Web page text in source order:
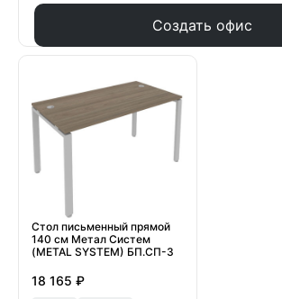
Создать офис
Стол письменный прямой
140 см Метал Систем
(METAL SYSTEM) БП.СП-3
18 165 ₽